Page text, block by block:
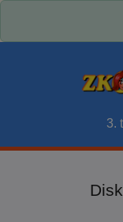
3.